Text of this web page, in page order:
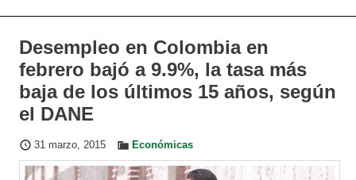
Desempleo en Colombia en
febrero bajó a 9.9%, la tasa más
baja de los últimos 15 años, según
el DANE
31 marzo, 2015 Económicas